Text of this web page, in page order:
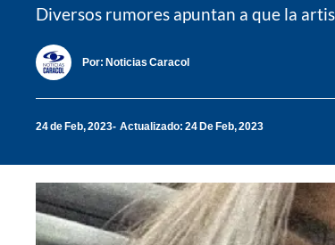
Diversos rumores apuntan a que la
Por: Noticias Caracol
24 de Feb, 2023 Actualizado: 24 De Feb, 2023